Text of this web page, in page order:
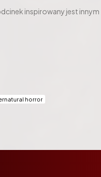
inspirowany jest innym
horror